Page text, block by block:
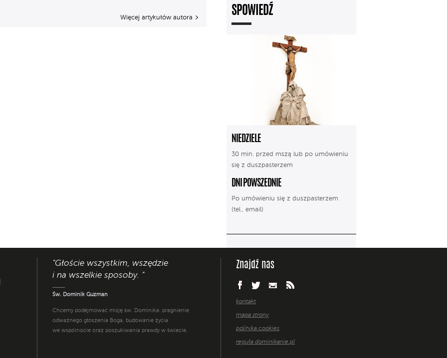
Więcej artykułów autora
SPOWIEDŹ
NIEDZIELE
30 min. przed mszą lub po umówieniu
się z duszpasterzem
DNI POWSZEDNIE
Po umówieniu się z duszpasterzem
(tel., email)
"Głoście wszystkim, wszędzie
i na wszelkie sposoby. "
Św. Dominik Guzman
Chcemy podejmować misję św. Dominika: pragnienie
odważnego głoszenia Boga, budowanie życia
we wspólnocie oraz poszukiwania prawdy w świecie.
Znajdź nas
kontakt
mapa strony
polityka cookies
reguła dominikanie.pl